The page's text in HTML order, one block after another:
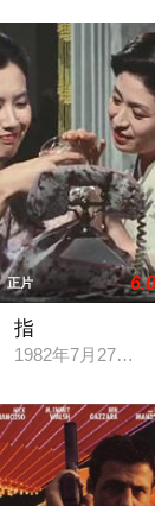
Hilda Péter 饰）
正片 6.0
指
1982年7月27日